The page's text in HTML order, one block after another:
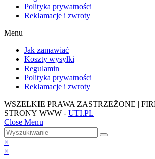
Polityka prywatności
Reklamacje i zwroty
Menu
Jak zamawiać
Koszty wysyłki
Regulamin
Polityka prywatności
Reklamacje i zwroty
WSZELKIE PRAWA ZASTRZEŻONE |
STRONY WWW - UTI.PL
Close Menu
×
×